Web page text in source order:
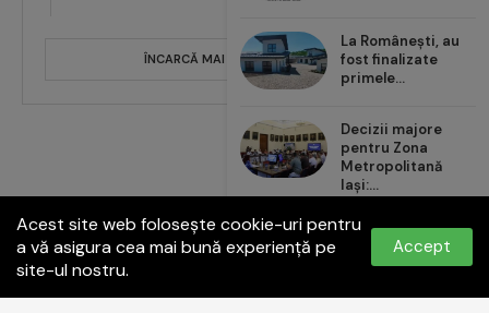
ÎNCARCĂ MAI MULTE POSTĂRI
Acest site web folosește cookie-uri pentru
a vă asigura cea mai bună experiență pe
site-ul nostru.
Accept
La Românești, au
fost finalizate
primele...
Decizii majore
pentru Zona
Metropolitană
Iași:...
Carrefour România
aduce noul val de...